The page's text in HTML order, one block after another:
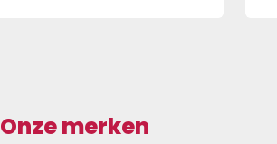
Onze merken